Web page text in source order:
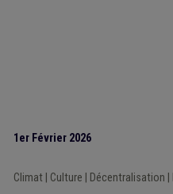
1er Février 2026
Climat| Culture Décentralisation